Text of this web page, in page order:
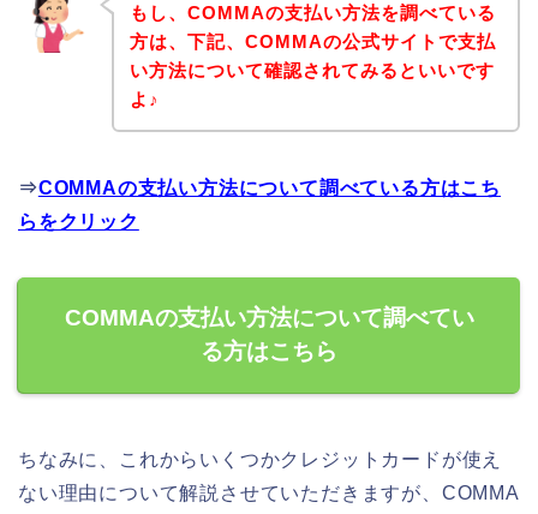
もし、COMMAの支払い方法を調べている
方は、下記、COMMAの公式サイトで支払
い方法について確認されてみるといいです
よ♪
⇒COMMAの支払い方法について調べている方はこち
らをクリック
COMMAの支払い方法について調べてい
る方はこちら
ちなみに、これからいくつかクレジットカードが使え
ない理由について解説させていただきますが、COMMA